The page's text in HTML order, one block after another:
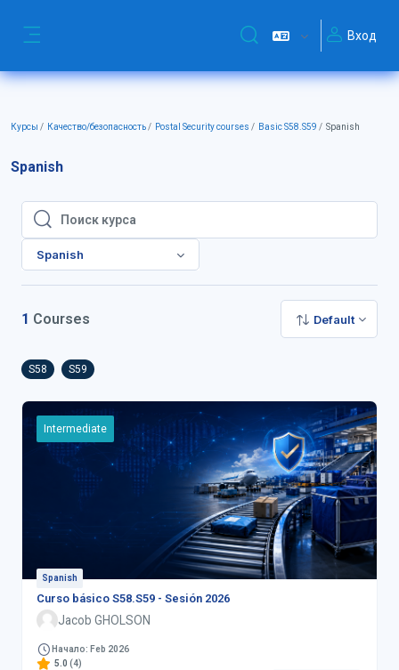
Изменить данныеВход
Курсы Качество/безопасность Postal Security courses Basic S58.S59 Spanish
Spanish
Поиск курса
Поиск курса
Spanish
1 Courses Default
S58 S59
Intermediate
Spanish
Curso básico S58.S59 - Sesión 2026
Jacob GHOLSON
Начало: Feb 2026
5.0 (4)